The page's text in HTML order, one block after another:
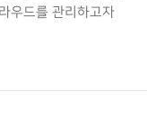
우드를 관리하고자